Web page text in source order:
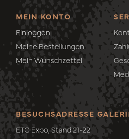
MEIN KONTO
Einloggen
Meine Bestellungen
Mein Wunschzettel
BESUCHSADRESSE
ETC Expo, Stand 21-22